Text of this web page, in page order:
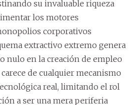
su invaluable riqueza
los motores
corporativos
extractivo extremo genera
nulo en la creación de empleo
de cualquier mecanismo
real, limitando el rol
a ser una mera periferia